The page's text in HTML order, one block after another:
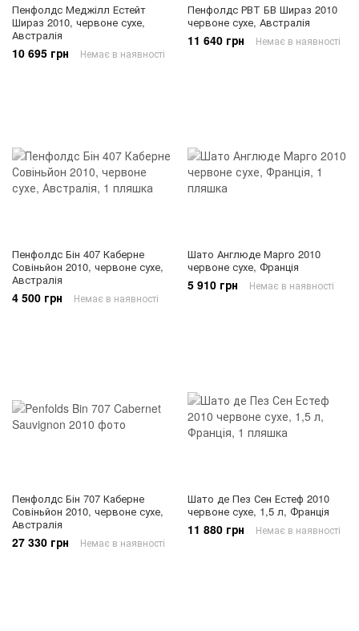
Пенфолдс Меджілл Естейт
Шираз 2010, червоне сухе,
Австралія
10 695 грн Немає в наявності
Пенфолдс РВТ БВ Шираз 2010
червоне сухе, Австралія
11 640 грн Немає в наявності
Пенфолдс Бін 407 Каберне
Совіньйон 2010, червоне сухе,
Австралія
4 500 грн Немає в наявності
Шато Англюде Марго 2010
червоне сухе, Франція
5 910 грн Немає в наявності
Пенфолдс Бін 707 Каберне
Совіньйон 2010, червоне сухе,
Австралія
27 330 грн Немає в наявності
Шато де Пез Сен Естеф 2010
червоне сухе, 1,5 л, Франція
11 880 грн Немає в наявності